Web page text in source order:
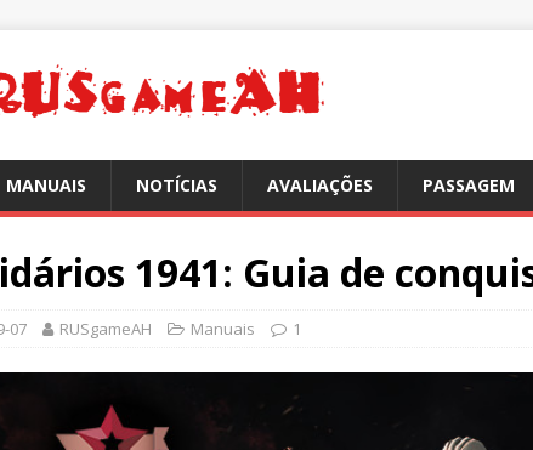
MANUAIS NOTÍCIAS AVALIAÇÕES PASSAGEM
1941: Guia de
07 RUSgameAH Manuais 1